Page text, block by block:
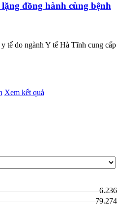
đồng hành cùng bệnh
tế do ngành Y tế Hà Tĩnh cung cấp
Xem kết quả
6.236
79.274